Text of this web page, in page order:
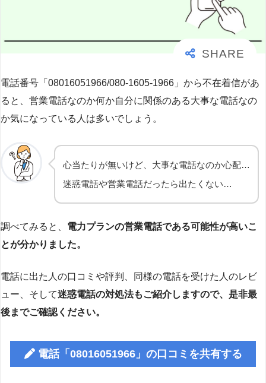
電話番号「08016051966/080-1605-1966」から不在着信があ
ると、営業電話なのか何か自分に関係のある大事な電話なの
か気になっている人は多いでしょう。
心当たりが無いけど、大事な電話なのか心配…
迷惑電話や営業電話だったら出たくない…
調べてみると、 電力プランの営業電話である可能性が高いこ
とが分かりました。
電話に出た人の口コミや評判、同様の電話を受けた人のレビ
ュー、そして迷惑電話の対処法もご紹介しますので、是非最
後までご確認ください。
電話「08016051966」の口コミを共有する